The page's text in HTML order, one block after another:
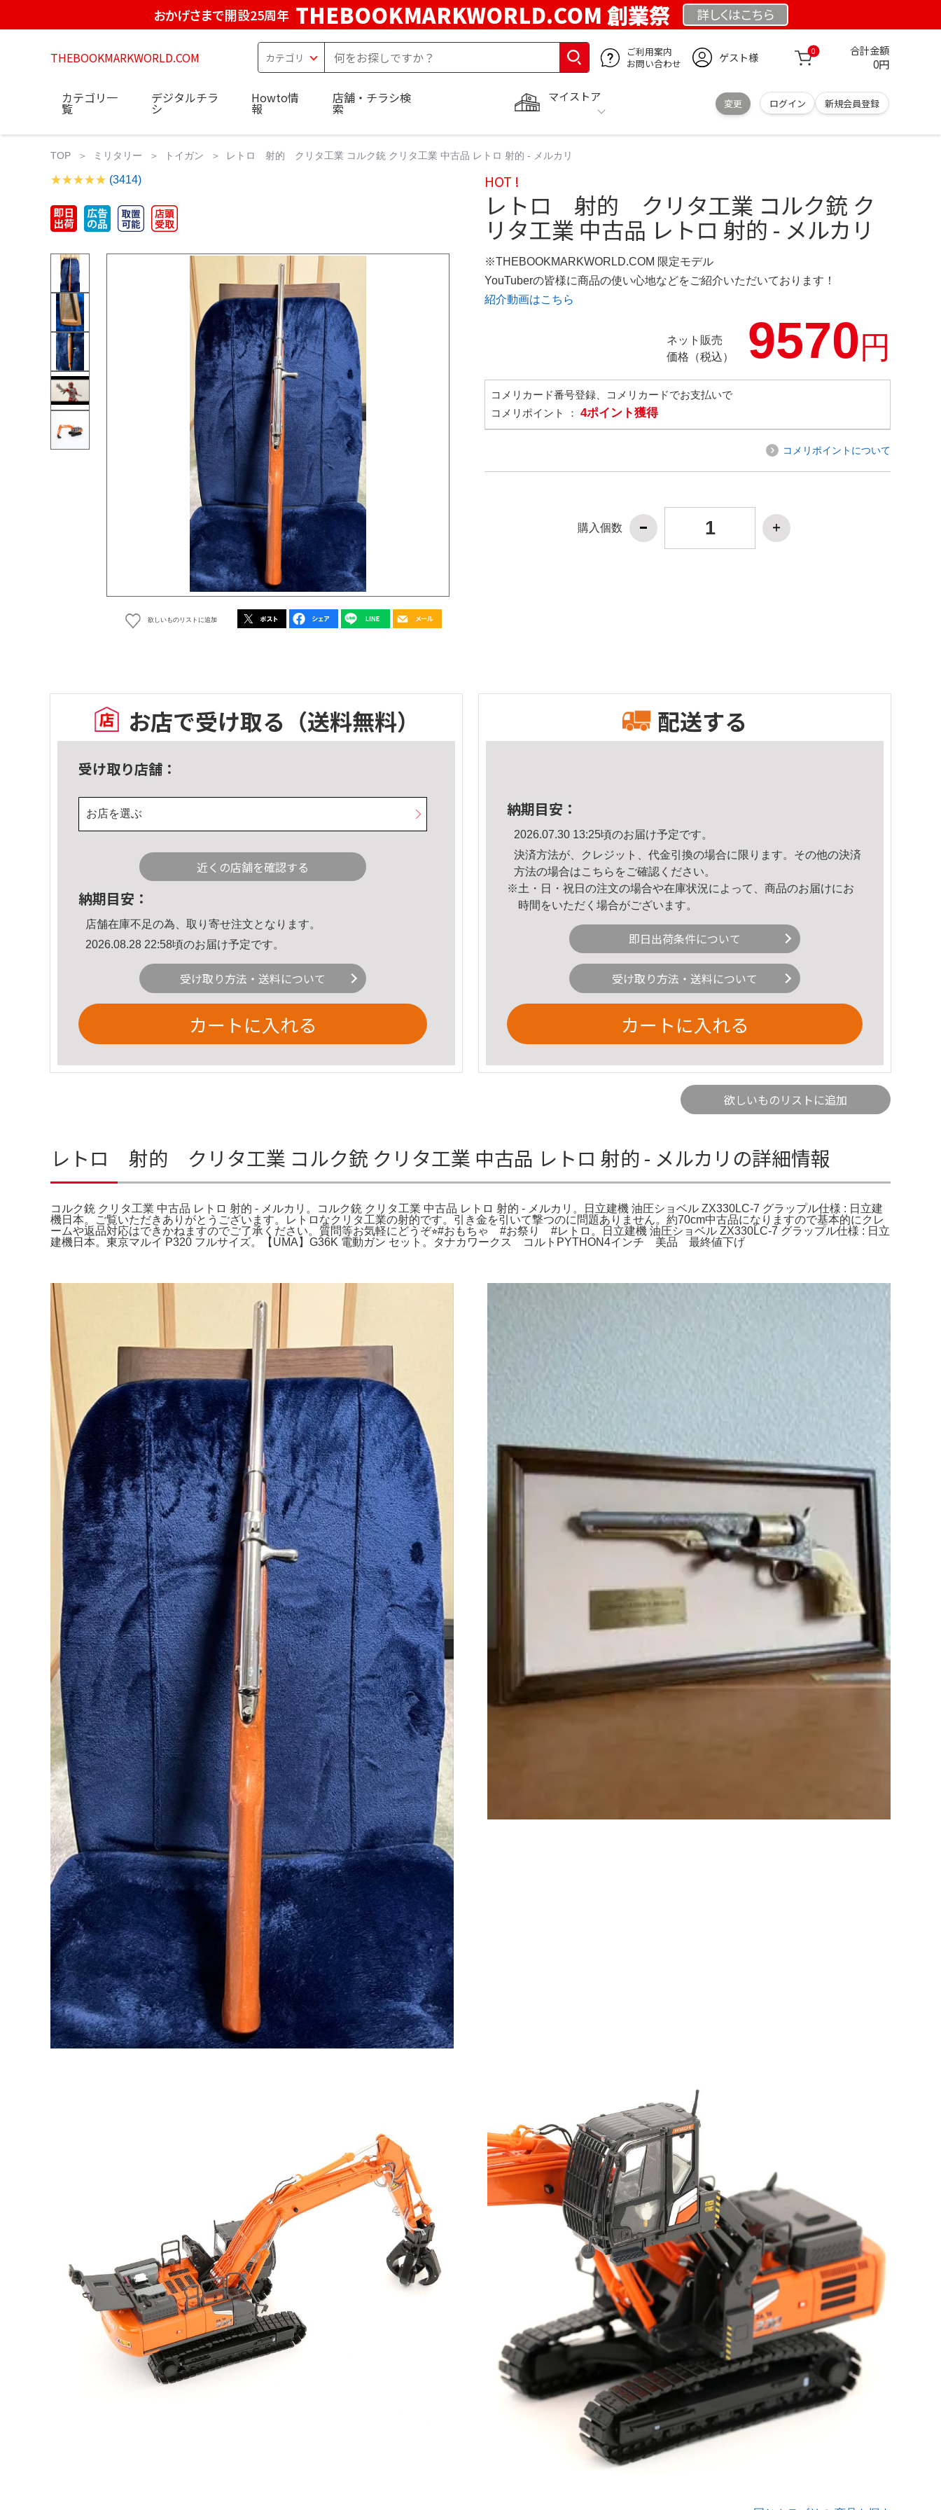
おかげさまで開設25周年 THEBOOKMARKWORLD.COM 創業祭 詳しくはこちら
THEBOOKMARKWORLD.COM
ご利用案内
お問い合わせ
ゲスト様 0 合計金額
0円
マイストア
変更 ログイン 新規会員登録
カテゴリ一
覧
デジタルチラ
シ
Howto情
報
店舗・チラシ検
索
TOP ミリタリー トイガン レトロ 射的 クリタ工業 コルク銃 クリタ工業 中古品 レトロ 射的 - メルカリ
(3414)
欲しいものリストに追加
HOT !
レトロ 射的 クリタ工業 コルク銃 ク
リタ工業 中古品 レトロ 射的 - メルカリ
※THEBOOKMARKWORLD.COM 限定モデル
YouTuberの皆様に商品の使い心地などをご紹介いただいております！
紹介動画はこちら
ネット販売
価格（税込）
9570円
コメリカード番号登録、コメリカードでお支払いで
コメリポイント ： 4ポイント獲得
コメリポイントについて
購入個数
お店で受け取る （送料無料）
受け取り店舗：
お店を選ぶ
近くの店舗を確認する
納期目安：
店舗在庫不足の為、取り寄せ注文となります。
2026.08.28 22:58頃のお届け予定です。
受け取り方法・送料について
カートに入れる
配送する
納期目安：
2026.07.30 13:25頃のお届け予定です。
決済方法が、クレジット、代金引換の場合に限ります。その他の決済
方法の場合はこちら をご確認ください。
※土・日・祝日の注文の場合や在庫状況によって、商品のお届けにお
時間をいただく場合がございます。
即日出荷条件について
受け取り方法・送料について
カートに入れる
欲しいものリストに追加
レトロ 射的 クリタ工業 コルク銃 クリタ工業 中古品 レトロ 射的 - メルカリの詳細情報
コルク銃 クリタ工業 中古品 レトロ 射的 - メルカリ。コルク銃 クリタ工業 中古品 レトロ 射的 - メルカリ。日立建機 油圧ショベル ZX330LC-7 グラップル仕様 : 日立建
機日本。ご覧いただきありがとうございます。レトロなクリタ工業の射的です。引き金を引いて撃つのに問題ありません。約70cm中古品になりますので基本的にクレ
ームや返品対応はできかねますのでご了承ください。質問等お気軽にどうぞ⭐︎#おもちゃ #お祭り #レトロ。日立建機 油圧ショベル ZX330LC-7 グラップル仕様 : 日立
建機日本。東京マルイ P320 フルサイズ。【UMA】G36K 電動ガン セット。タナカワークス コルトPYTHON4インチ 美品 最終値下げ